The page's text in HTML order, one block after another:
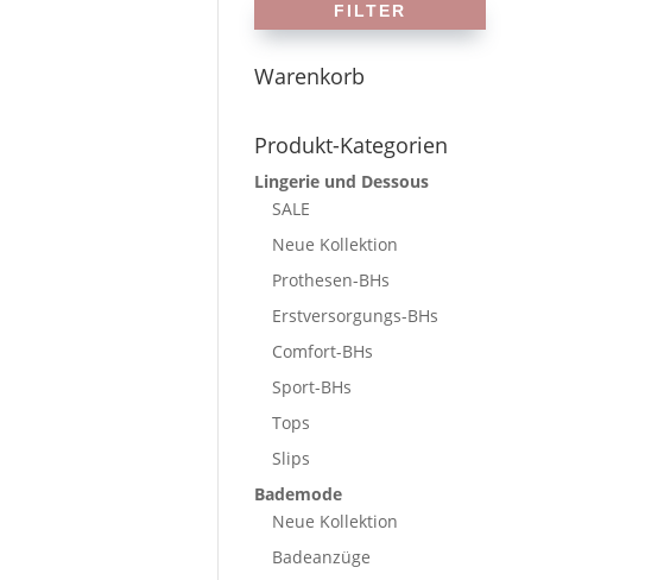
FILTER
Warenkorb
Produkt-Kategorien
Lingerie und Dessous
SALE
Neue Kollektion
Prothesen-BHs
Erstversorgungs-BHs
Comfort-BHs
Sport-BHs
Tops
Slips
Bademode
Neue Kollektion
Badeanzüge